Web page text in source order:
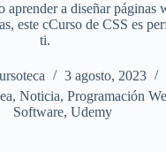
aprender a diseñar páginas
este cCurso de CSS es
ti.
3 agosto, 2023
, Noticia, Programación
Software,Udemy